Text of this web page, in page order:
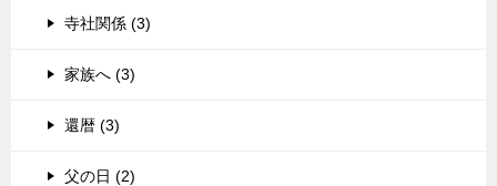
寺社関係 (3)
家族へ (3)
還暦 (3)
父の日 (2)